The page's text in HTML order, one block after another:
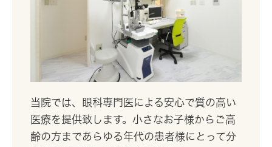
当院では、眼科専門医による安心で質の高い
医療を提供致します。小さなお子様からご高
齢の方まであらゆる年代の患者様にとって分